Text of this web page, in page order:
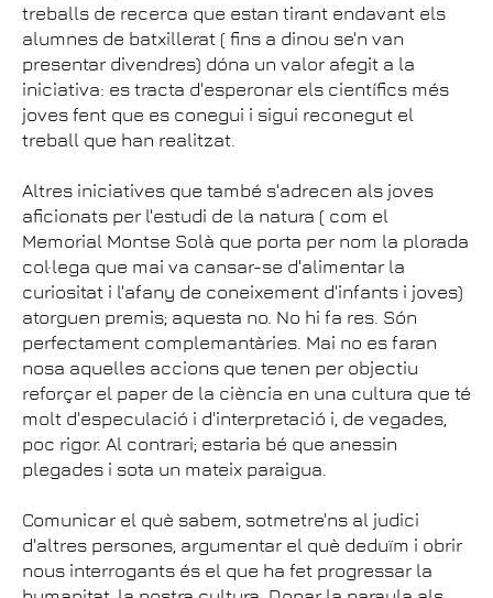
treballs de recerca que estan tirant endavant els
alumnes de batxillerat ( fins a dinou se'n van
presentar divendres) dóna un valor afegit a la
iniciativa: es tracta d'esperonar els científics més
joves fent que es conegui i sigui reconegut el
treball que han realitzat.
Altres iniciatives que també s'adrecen als joves
aficionats per l'estudi de la natura ( com el
Memorial Montse Solà que porta per nom la plorada
col·lega que mai va cansar-se d'alimentar la
curiositat i l'afany de coneixement d'infants i joves)
atorguen premis; aquesta no. No hi fa res. Són
perfectament complemantàries. Mai no es faran
nosa aquelles accions que tenen per objectiu
reforçar el paper de la ciència en una cultura que té
molt d'especulació i d'interpretació i, de vegades,
poc rigor. Al contrari; estaria bé que anessin
plegades i sota un mateix paraigua.
Comunicar el què sabem, sotmetre'ns al judici
d'altres persones, argumentar el què deduïm i obrir
nous interrogants és el que ha fet progressar la